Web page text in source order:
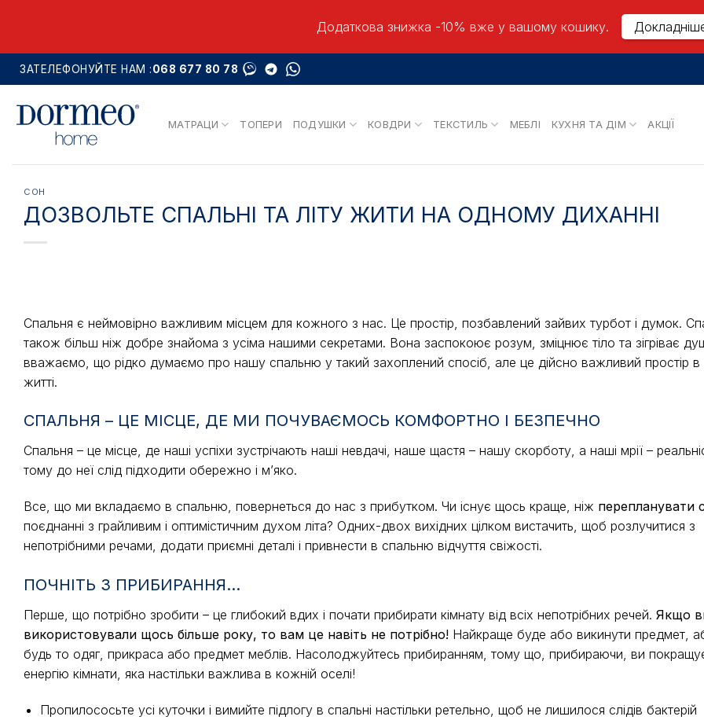
Додаткова знижка -10% вже у вашому кошику.
Skip
to
content
ЗАТЕЛЕФОНУЙТЕ НАМ :068 677 80 78
МАТРАЦИ ТОПЕРИ ПОДУШКИ КОВДРИ ТЕКСТИЛЬ МЕБЛІ КУХНЯ ТА ДІМ АКЦІЇ
СОН
ДОЗВОЛЬТЕ СПАЛЬНІ ТА ЛІТУ ЖИТИ НА ОДНОМУ ДИХАННІ
Спальня є неймовірно важливим місцем для кожного з нас. Це простір, позбавлений зайвих турбот і думок.
також більш ніж добре знайома з усіма нашими секретами. Вона заспокоює розум, зміцнює тіло та зігріває
вважаємо, що рідко думаємо про нашу спальню у такий захоплений спосіб, але це дійсно важливий простір
житті.
СПАЛЬНЯ – ЦЕ МІСЦЕ, ДЕ МИ ПОЧУВАЄМОСЬ КОМФОРТНО І БЕЗПЕЧНО
Спальня – це місце, де наші успіхи зустрічають наші невдачі, наше щастя – нашу скорботу, а наші мрії –
тому до неї слід підходити обережно і м’яко.
Все, що ми вкладаємо в спальню, повернеться до нас з прибутком. Чи існує щось краще, ніж перепланувати
поєднанні з грайливим і оптимістичним духом літа? Одних-двох вихідних цілком вистачить, щоб розлучитися з
непотрібними речами, додати приємні деталі і привнести в спальню відчуття свіжості.
ПОЧНІТЬ З ПРИБИРАННЯ…
Перше, що потрібно зробити – це глибокий вдих і почати прибирати кімнату від всіх непотрібних речей. Якщо
використовували щось більше року, то вам це навіть не потрібно! Найкраще буде або викинути предмет,
будь то одяг, прикраса або предмет меблів. Насолоджуйтесь прибиранням, тому що, прибираючи, ви
енергію кімнати, яка настільки важлива в кожній оселі!
Пропилососьте усі куточки і вимийте підлогу в спальні настільки ретельно, щоб не лишилося слідів бактерій